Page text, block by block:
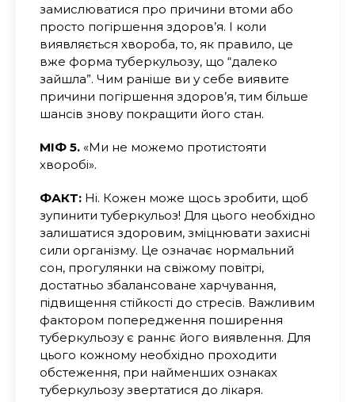
замислюватися про причини втоми або
просто погіршення здоров’я. І коли
виявляється хвороба, то, як правило, це
вже форма туберкульозу, що “далеко
зайшла”. Чим раніше ви у себе виявите
причини погіршення здоров’я, тим більше
шансів знову покращити його стан.
МІФ 5. «Ми не можемо протистояти
хворобі».
ФАКТ: Ні. Кожен може щось зробити, щоб
зупинити туберкульоз! Для цього необхідно
залишатися здоровим, зміцнювати захисні
сили організму. Це означає нормальний
сон, прогулянки на свіжому повітрі,
достатньо збалансоване харчування,
підвищення стійкості до стресів. Важливим
фактором попередження поширення
туберкульозу є раннє його виявлення. Для
цього кожному необхідно проходити
обстеження, при найменших ознаках
туберкульозу звертатися до лікаря.